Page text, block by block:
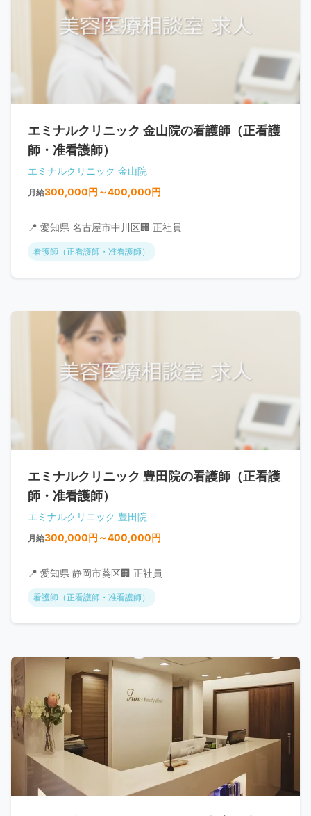
エミナルクリニック 金山院の看護師（正看護
師・准看護師）
エミナルクリニック 金山院
月給300,000円～400,000円
📍 愛知県 名古屋市中川区🏢 正社員
看護師（正看護師・准看護師）
エミナルクリニック 豊田院の看護師（正看護
師・准看護師）
エミナルクリニック 豊田院
月給300,000円～400,000円
📍 愛知県 静岡市葵区🏢 正社員
看護師（正看護師・准看護師）